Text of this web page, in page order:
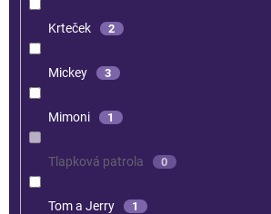
Krteček 2
Mickey 3
Mimoni 1
Tlapková patrola 0
Tom a Jerry 1